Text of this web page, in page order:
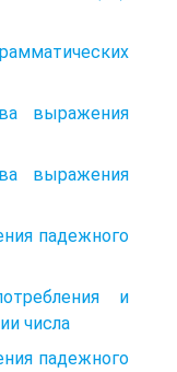
выражения
выражения
падежного
и
числа
падежного